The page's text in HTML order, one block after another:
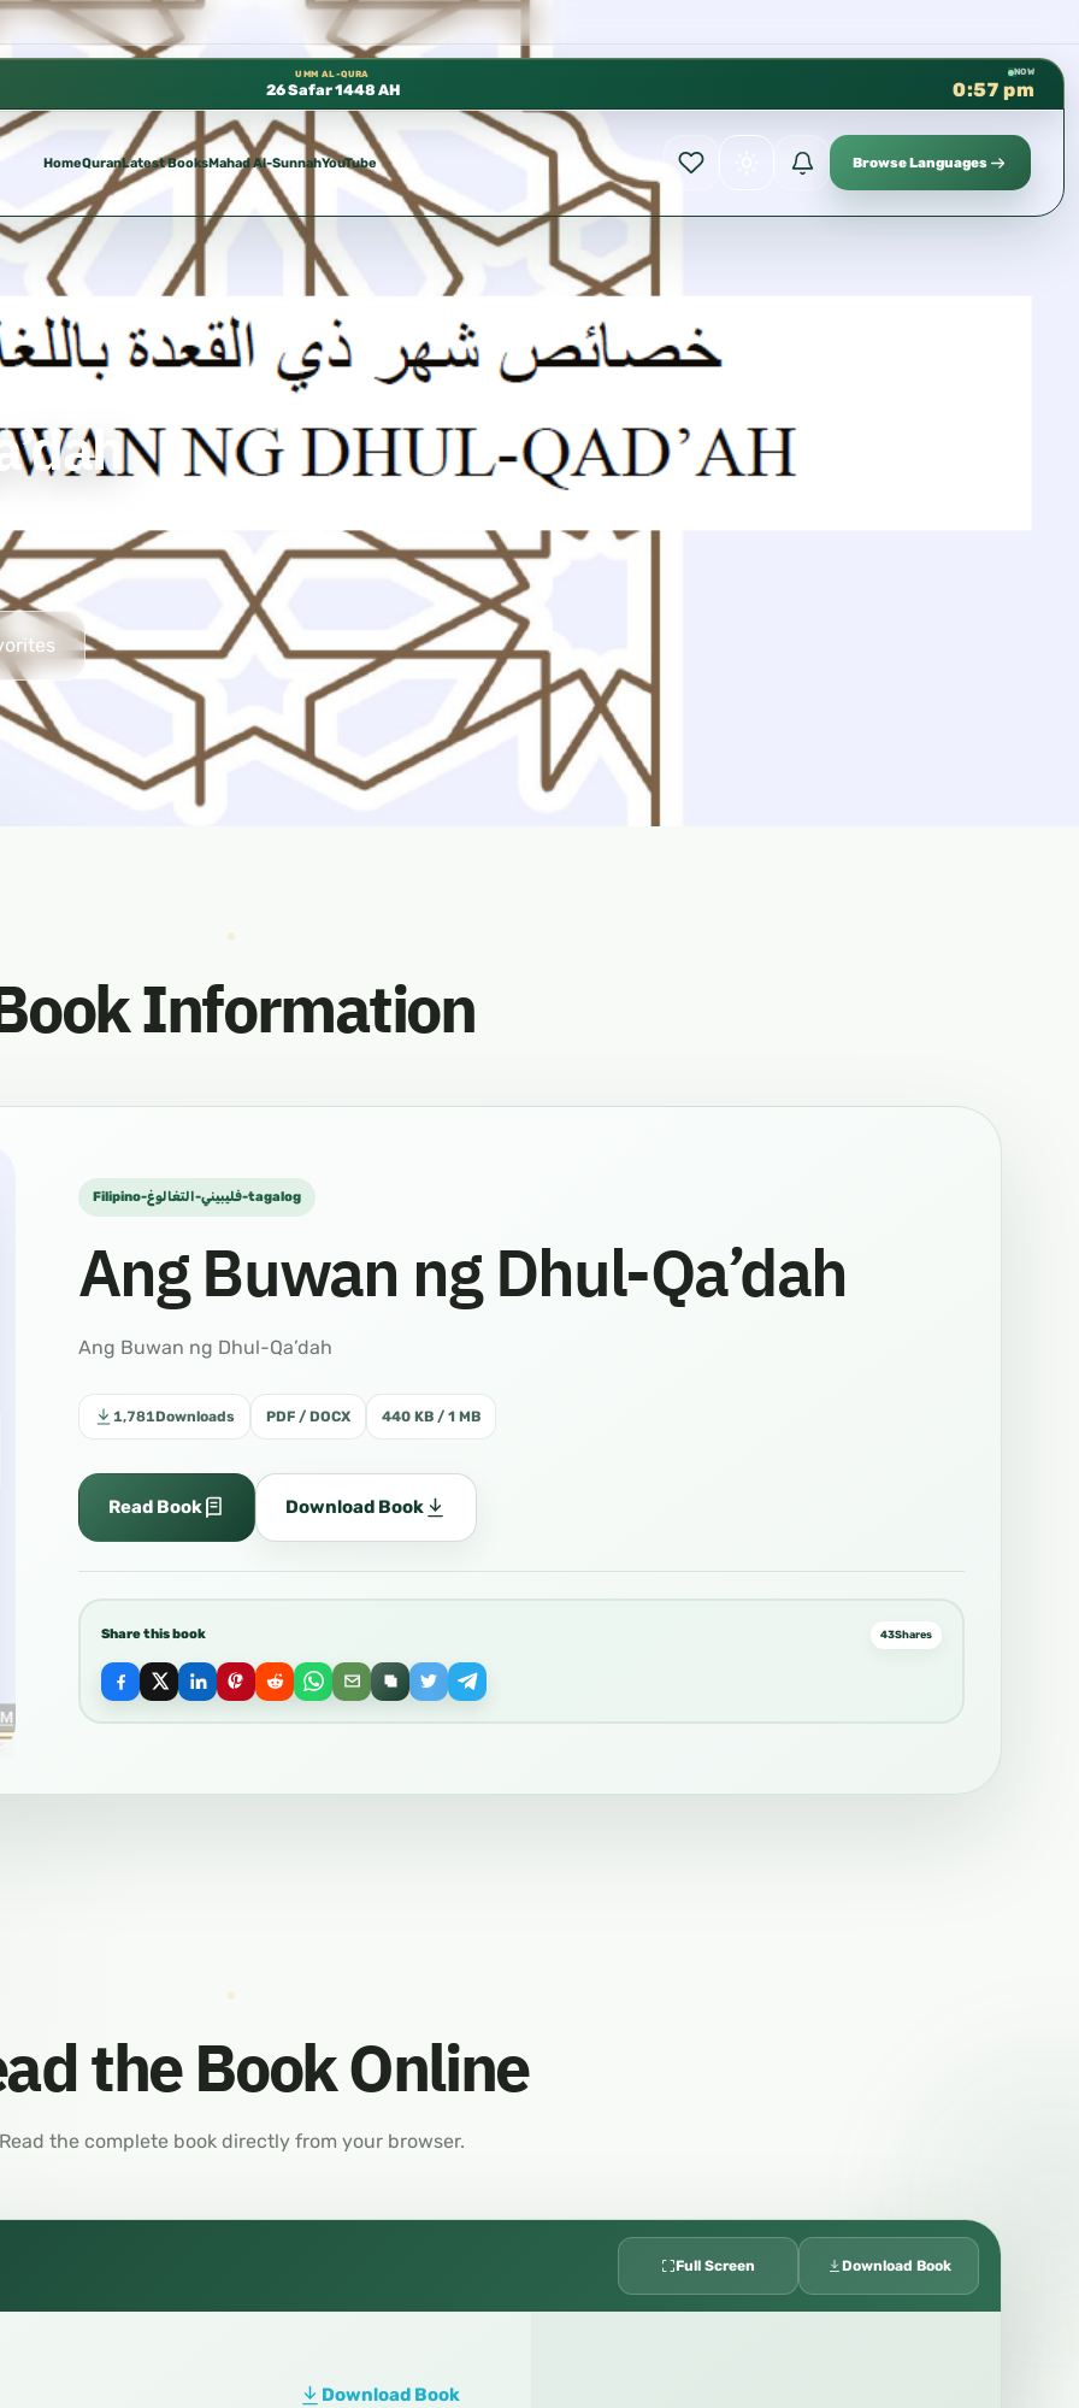
كتب الشيخ هيثم سرحان حفظه الله متوفرة مجانًا في المسجد النبوي، 📍 باب ٣٧ (باب مكة) – الطابق الثالث 📍 إدارة الشؤون العلمية بالحسبة 📚 متوفرة بجميع اللغات
UMM AL-QURA
26 Safar 1448 AH
NOW
0:57 pm
HomeQuranLatest BooksMahad Al-SunnahYouTube Browse Languages
Information
Filipino-فليبيني-التغالوغ-tagalog
Ang Buwan ng Dhul-Qa’dah
Ang Buwan ng Dhul-Qa’dah
1,781Downloads PDF / DOCX 440 KB / 1 MB
Read Book Download Book
Share this book 43Shares
the Book Online
the complete book directly from your browser.
Full Screen Download Book
Download Book